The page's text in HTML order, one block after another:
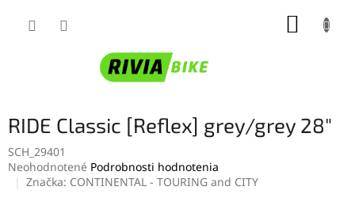
RIDE Classic [Reflex] grey/grey 28"
SCH_29401
Priemerné
hodnotenie
Neohodnotené Podrobnosti hodnotenia
Značka: CONTINENTAL - TOURING and CITY